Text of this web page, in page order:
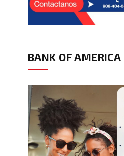
BANK OF AMERICA